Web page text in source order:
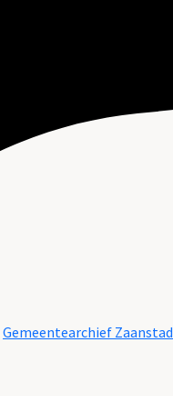
Gemeentearchief Zaanstad